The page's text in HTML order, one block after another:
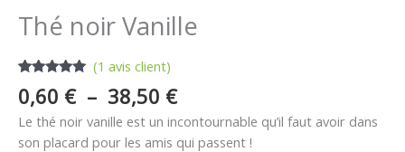
Thé noir Vanille
Noté 5.00
sur 5
basé sur
1
notation
(1 avis client)
0,60 € – 38,50 €
Le thé noir vanille est un incontournable qu’il faut avoir dans
son placard pour les amis qui passent !